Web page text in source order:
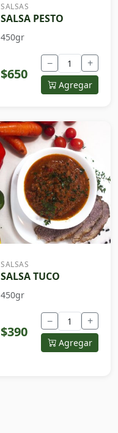
SALSAS
SALSA PESTO
450gr
$650
− +
Agregar
SALSAS
SALSA TUCO
450gr
$390
− +
Agregar